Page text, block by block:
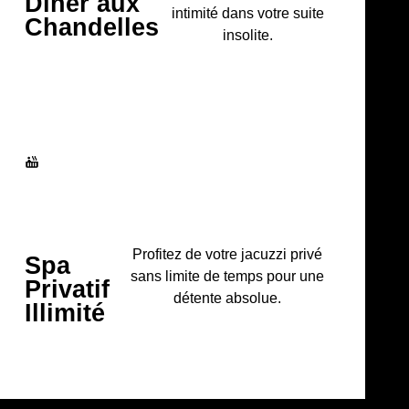
Chandelles
intimité dans votre suite
insolite.
Spa
Privatif
Illimité
Profitez de votre jacuzzi privé
sans limite de temps pour une
détente absolue.